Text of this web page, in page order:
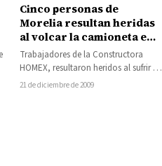
Cinco personas de
Morelia resultan heridas
al volcar la camioneta en
que viajaban
Trabajadores de la Constructora
HOMEX, resultaron heridos al sufrir la
camioneta en que viajaban una
21 de diciembre de 2009